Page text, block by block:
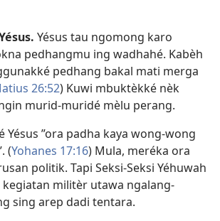
Yésus tau ngomong karo
pedhangmu ing wadhahé. Kabèh
pedhang bakal mati merga
26:52) Kuwi mbuktèkké nèk
murid-muridé mèlu perang.
”ora padha kaya wong-wong
(Yohanes 17:16) Mula, meréka ora
politik. Tapi Seksi-Seksi Yéhuwah
militèr utawa ngalang-
sing arep dadi tentara.